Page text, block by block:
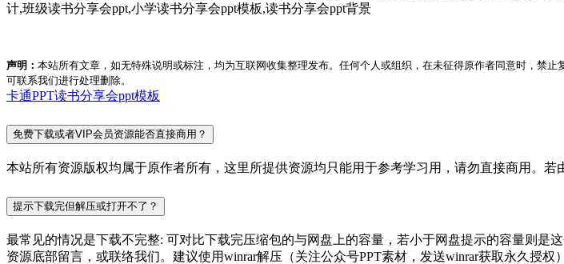
计,班级读书分享会ppt,小学读书分享会ppt模板,读书分享会ppt背景
声明： 本站所有文章，如无特殊说明或标注，均为互联网收集整理发布。任何个人或组织，在未征得原作者同意时，禁
可联系我们进行处理删除。
卡通PPT读书分享会ppt模板
免费下载或者VIP会员资源能否直接商用？
本站所有资源版权均属于原作者所有，这里所提供资源均只能用于参考学习用，请勿直接商用。
提示下载完但解压或打开不了？
最常见的情况是下载不完整: 可对比下载完压缩包的与网盘上的容量，若小于网盘提示的容量则是
资源底部留言，或联络我们。建议使用winrar解压（关注公众号PPT素材，发送winrar获取永久授权）